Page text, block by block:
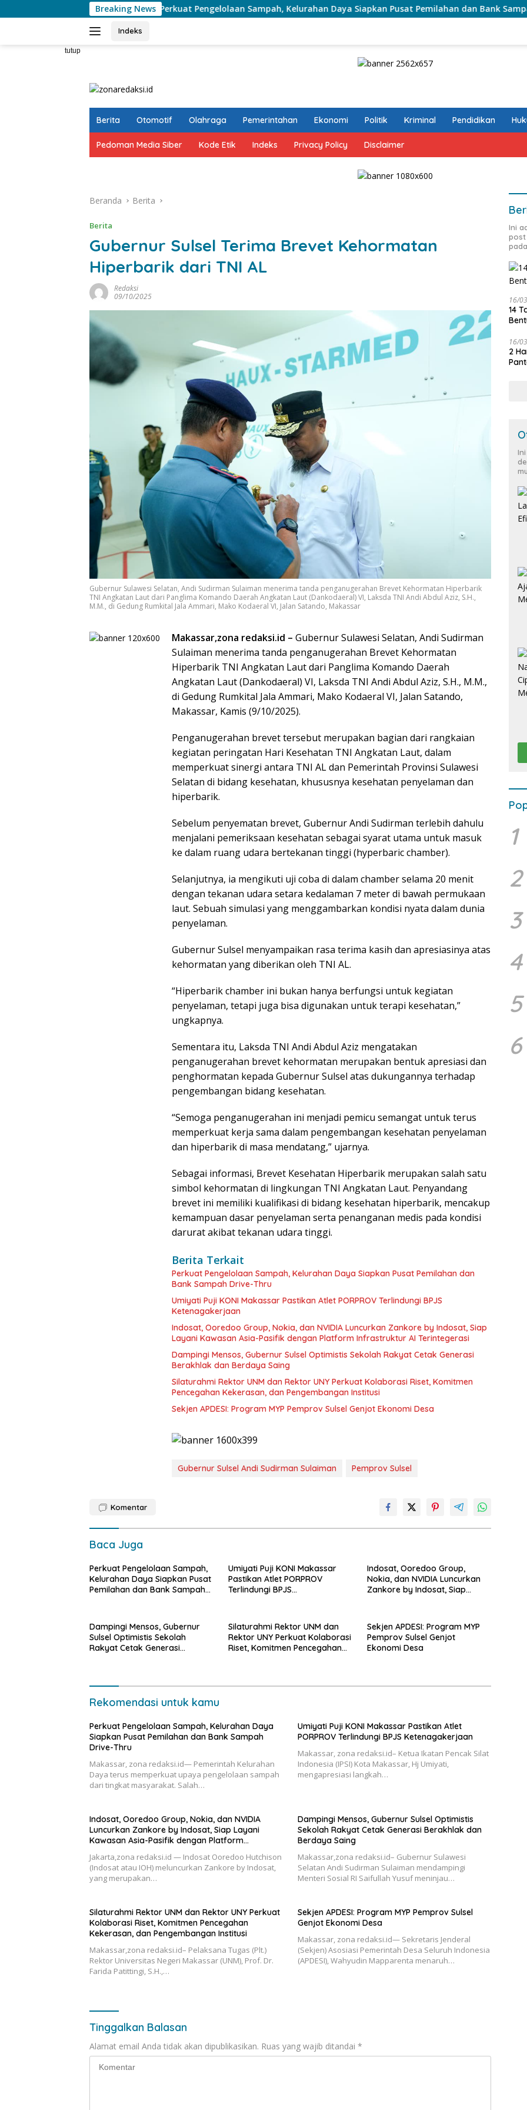
ke
Breaking News
Perkuat Pengelolaan Sampah, Kelurahan Daya Siapkan Pusat Pemilahan dan Bank Sampah Drive-Thru
Indeks
tutup
Berita Otomotif Olahraga Pemerintahan Ekonomi Politik Kriminal Pendidikan
Pedoman Media Siber Kode Etik Indeks Privacy Policy Disclaimer
Beranda Berita
Berita
Gubernur Sulsel Terima Brevet Kehormatan
Hiperbarik dari TNI AL
Redaksi
09/10/2025
Gubernur Sulawesi Selatan, Andi Sudirman Sulaiman menerima tanda penganugerahan Brevet Kehormatan Hiperbarik
TNI Angkatan Laut dari Panglima Komando Daerah Angkatan Laut (Dankodaeral) VI, Laksda TNI Andi Abdul Aziz, S.H.,
M.M., di Gedung Rumkital Jala Ammari, Mako Kodaeral VI, Jalan Satando, Makassar
Makassar,zona redaksi.id – Gubernur Sulawesi Selatan, Andi Sudirman
Sulaiman menerima tanda penganugerahan Brevet Kehormatan
Hiperbarik TNI Angkatan Laut dari Panglima Komando Daerah
Angkatan Laut (Dankodaeral) VI, Laksda TNI Andi Abdul Aziz, S.H., M.M.,
di Gedung Rumkital Jala Ammari, Mako Kodaeral VI, Jalan Satando,
Makassar, Kamis (9/10/2025).
Penganugerahan brevet tersebut merupakan bagian dari rangkaian
kegiatan peringatan Hari Kesehatan TNI Angkatan Laut, dalam
memperkuat sinergi antara TNI AL dan Pemerintah Provinsi Sulawesi
Selatan di bidang kesehatan, khususnya kesehatan penyelaman dan
hiperbarik.
Sebelum penyematan brevet, Gubernur Andi Sudirman terlebih dahulu
menjalani pemeriksaan kesehatan sebagai syarat utama untuk masuk
ke dalam ruang udara bertekanan tinggi (hyperbaric chamber).
Selanjutnya, ia mengikuti uji coba di dalam chamber selama 20 menit
dengan tekanan udara setara kedalaman 7 meter di bawah permukaan
laut. Sebuah simulasi yang menggambarkan kondisi nyata dalam dunia
penyelaman.
Gubernur Sulsel menyampaikan rasa terima kasih dan apresiasinya atas
kehormatan yang diberikan oleh TNI AL.
“Hiperbarik chamber ini bukan hanya berfungsi untuk kegiatan
penyelaman, tetapi juga bisa digunakan untuk terapi kesehatan,”
ungkapnya.
Sementara itu, Laksda TNI Andi Abdul Aziz mengatakan
penganugerahan brevet kehormatan merupakan bentuk apresiasi dan
penghormatan kepada Gubernur Sulsel atas dukungannya terhadap
pengembangan bidang kesehatan.
“Semoga penganugerahan ini menjadi pemicu semangat untuk terus
memperkuat kerja sama dalam pengembangan kesehatan penyelaman
dan hiperbarik di masa mendatang,” ujarnya.
Sebagai informasi, Brevet Kesehatan Hiperbarik merupakan salah satu
simbol kehormatan di lingkungan TNI Angkatan Laut. Penyandang
brevet ini memiliki kualifikasi di bidang kesehatan hiperbarik, mencakup
kemampuan dasar penyelaman serta penanganan medis pada kondisi
darurat akibat tekanan udara tinggi.
Berita Terkait
Perkuat Pengelolaan Sampah, Kelurahan Daya Siapkan Pusat Pemilahan dan
Bank Sampah Drive-Thru
Umiyati Puji KONI Makassar Pastikan Atlet PORPROV Terlindungi BPJS
Ketenagakerjaan
Indosat, Ooredoo Group, Nokia, dan NVIDIA Luncurkan Zankore by Indosat, Siap
Layani Kawasan Asia-Pasifik dengan Platform Infrastruktur AI Terintegerasi
Dampingi Mensos, Gubernur Sulsel Optimistis Sekolah Rakyat Cetak Generasi
Berakhlak dan Berdaya Saing
Silaturahmi Rektor UNM dan Rektor UNY Perkuat Kolaborasi Riset, Komitmen
Pencegahan Kekerasan, dan Pengembangan Institusi
Sekjen APDESI: Program MYP Pemprov Sulsel Genjot Ekonomi Desa
Gubernur Sulsel Andi Sudirman Sulaiman Pemprov Sulsel
Komentar
Baca Juga
Perkuat Pengelolaan Sampah,
Kelurahan Daya Siapkan Pusat
Pemilahan dan Bank Sampah
Umiyati Puji KONI Makassar
Pastikan Atlet PORPROV
Terlindungi BPJS
Indosat, Ooredoo Group,
Nokia, dan NVIDIA Luncurkan
Zankore by Indosat, Siap
AI Terintegerasi
Dampingi Mensos, Gubernur
Sulsel Optimistis Sekolah
Rakyat Cetak Generasi
Silaturahmi Rektor UNM dan
Rektor UNY Perkuat Kolaborasi
Riset, Komitmen Pencegahan
Sekjen APDESI: Program MYP
Pemprov Sulsel Genjot
Ekonomi Desa
Rekomendasi untuk kamu
Perkuat Pengelolaan Sampah, Kelurahan Daya
Siapkan Pusat Pemilahan dan Bank Sampah
Drive-Thru
Makassar, zona redaksi.id— Pemerintah Kelurahan
Daya terus memperkuat upaya pengelolaan sampah
dari tingkat masyarakat. Salah…
Umiyati Puji KONI Makassar Pastikan Atlet
PORPROV Terlindungi BPJS Ketenagakerjaan
Makassar, zona redaksi.id– Ketua Ikatan Pencak Silat
Indonesia (IPSI) Kota Makassar, Hj Umiyati,
mengapresiasi langkah…
Indosat, Ooredoo Group, Nokia, dan NVIDIA
Luncurkan Zankore by Indosat, Siap Layani
Kawasan Asia-Pasifik dengan Platform
Jakarta,zona redaksi.id — Indosat Ooredoo Hutchison
(Indosat atau IOH) meluncurkan Zankore by Indosat,
yang merupakan…
Dampingi Mensos, Gubernur Sulsel Optimistis
Sekolah Rakyat Cetak Generasi Berakhlak dan
Berdaya Saing
Makassar,zona redaksi.id– Gubernur Sulawesi
Selatan Andi Sudirman Sulaiman mendampingi
Menteri Sosial RI Saifullah Yusuf meninjau…
Silaturahmi Rektor UNM dan Rektor UNY Perkuat
Kolaborasi Riset, Komitmen Pencegahan
Kekerasan, dan Pengembangan Institusi
Makassar,zona redaksi.id– Pelaksana Tugas (Plt.)
Rektor Universitas Negeri Makassar (UNM), Prof. Dr.
Farida Patittingi, S.H.,…
Sekjen APDESI: Program MYP Pemprov Sulsel
Genjot Ekonomi Desa
Makassar, zona redaksi.id— Sekretaris Jenderal
(Sekjen) Asosiasi Pemerintah Desa Seluruh Indonesia
(APDESI), Wahyudin Mapparenta menaruh…
Tinggalkan Balasan
Alamat email Anda tidak akan dipublikasikan. Ruas yang wajib ditandai *
Ini
post
16/
14
16/
2
1
2
3
4
5
6